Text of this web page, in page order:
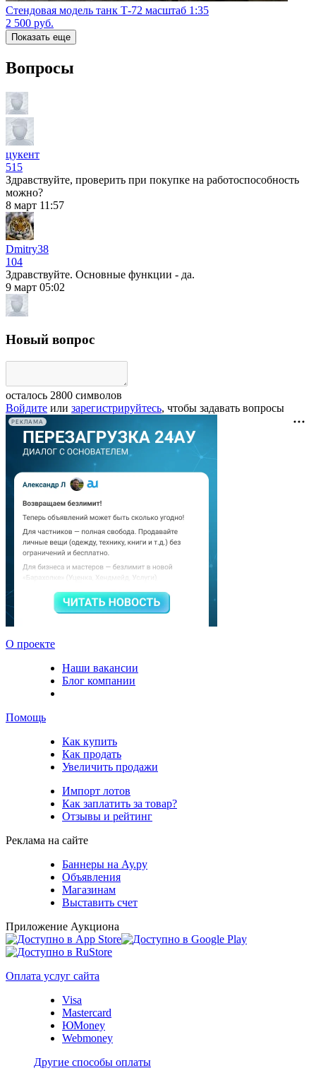
Стендовая модель танк Т-72 масштаб 1:35
2 500 руб.
Показать еще
Вопросы
цукент
515
Здравствуйте, проверить при покупке на работоспособность
можно?
8 март 11:57
Dmitry38
104
Здравствуйте. Основные функции - да.
9 март 05:02
Новый вопрос
осталось 2800 символов
Войдите или зарегистрируйтесь, чтобы задавать вопросы
РЕКЛАМА
О проекте
Наши вакансии
Блог компании
Помощь
Как купить
Как продать
Увеличить продажи
Импорт лотов
Как заплатить за товар?
Отзывы и рейтинг
Реклама на сайте
Баннеры на Ау.ру
Объявления
Магазинам
Выставить счет
Приложение Аукциона
Оплата услуг сайта
Visa
Mastercard
ЮMoney
Webmoney
Другие способы оплаты